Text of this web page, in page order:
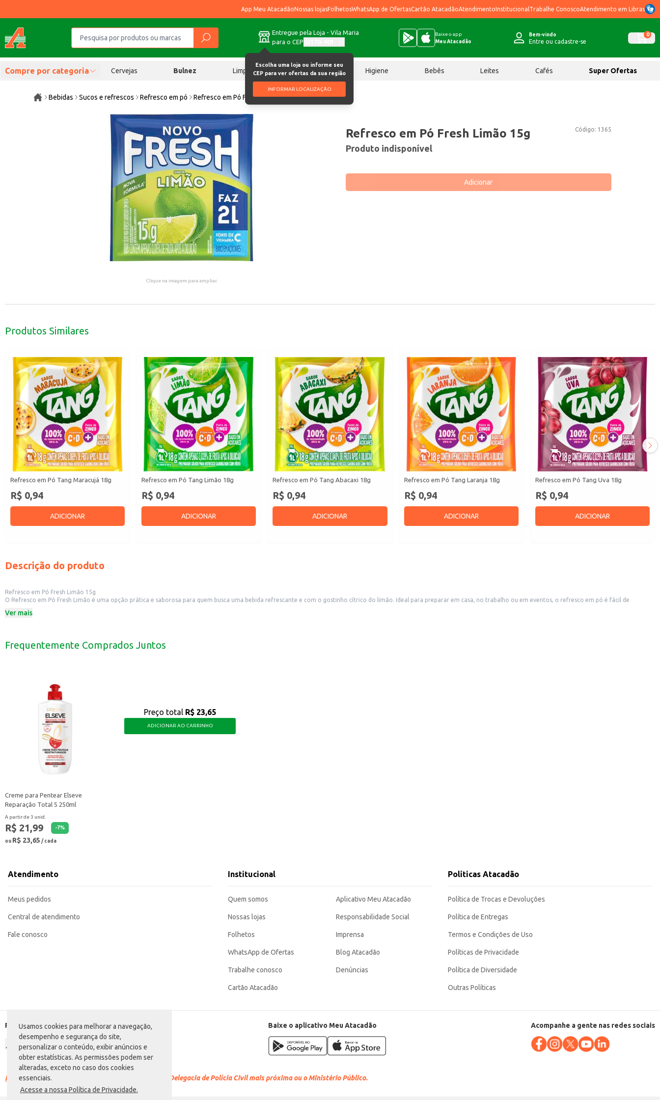
Usamos cookies para melhorar a navegação,
desempenho e segurança do site,
personalizar o conteúdo, exibir anúncios e
obter estatísticas. As permissões podem ser
alteradas, exceto no caso dos cookies
essenciais.
Acesse a nossa Política de Privacidade.
App Meu AtacadãoNossas lojasFolhetosWhatsApp de OfertasCartão AtacadãoAtendimentoInstitucional Trabalhe ConoscoAtendimento em Libras
Entregue pela Loja - Vila Maria
para o CEP
Escolha uma loja ou informe seu
CEP para ver ofertas da sua região
INFORMAR LOCALIZAÇÃO
Baixe o app
Meu Atacadão
Bem-vindo
Entre ou cadastre-se
0
Compre por categoria Cervejas Bulnez Limpeza Chocolates Higiene Bebês Leites Cafés Super Ofertas
Bebidas Sucos e refrescos Refresco em pó Refresco em Pó Fresh Limão 15g
Clique na imagem para ampliar.
Código: 1365
Refresco em Pó Fresh Limão 15g
Produto indisponível
Adicionar
Produtos Similares
Refresco em Pó Tang Maracujá 18g
R$ 0,94
ADICIONAR
Refresco em Pó Tang Limão 18g
R$ 0,94
ADICIONAR
Refresco em Pó Tang Abacaxi 18g
R$ 0,94
ADICIONAR
Refresco em Pó Tang Laranja 18g
R$ 0,94
ADICIONAR
Refresco em Pó Tang Uva 18g
R$ 0,94
ADICIONAR
Descrição do produto
Refresco em Pó Fresh Limão 15g
O Refresco em Pó Fresh Limão é uma opção prática e saborosa para quem busca uma bebida refrescante e com o gostinho cítrico do limão. Ideal para preparar em casa, no trabalho ou em eventos, o refresco em pó é fácil de
Dicas de Uso:
Com o Refresco em Pó Fresh Limão, você tem a praticidade de um refresco saboroso, perfeito para acompanhar seus momentos e ideal para quem busca uma bebida saborosa e fácil de preparar.
Ver mais
Frequentemente Comprados Juntos
Creme para Pentear Elseve
Reparação Total 5 250ml
A partir de 3 unid.
R$ 21,99 -7%
ou R$ 23,65 / cada
Preço total R$ 23,65
ADICIONAR AO CARRINHO
Atendimento
Meus pedidos
Central de atendimento
Fale conosco
Institucional
Quem somos
Nossas lojas
Folhetos
WhatsApp de Ofertas
Trabalhe conosco
Cartão Atacadão
Aplicativo Meu Atacadão
Responsabilidade Social
Imprensa
Blog Atacadão
Denúncias
Políticas Atacadão
Política de Trocas e Devoluções
Política de Entregas
Termos e Condições de Uso
Políticas de Privacidade
Política de Diversidade
Outras Políticas
Formas de pagamento Baixe o aplicativo Meu Atacadão Acompanhe a gente nas redes sociais
Racismo é crime. Denuncie. Disque 100 ou procure a Delegacia de Polícia Civil mais próxima ou o Ministério Público.